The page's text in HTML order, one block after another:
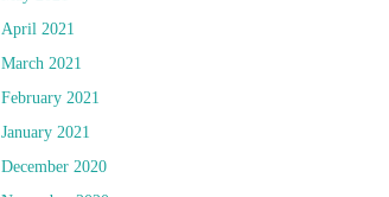
April 2021
March 2021
February 2021
January 2021
December 2020